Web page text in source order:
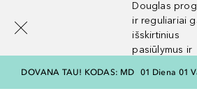
Douglas
ir reguliariai
išskirtinius
pasiūlymus ir
DOVANA TAU! KODAS: MD 01 Diena 01
[navigation.slideout.screenreader]